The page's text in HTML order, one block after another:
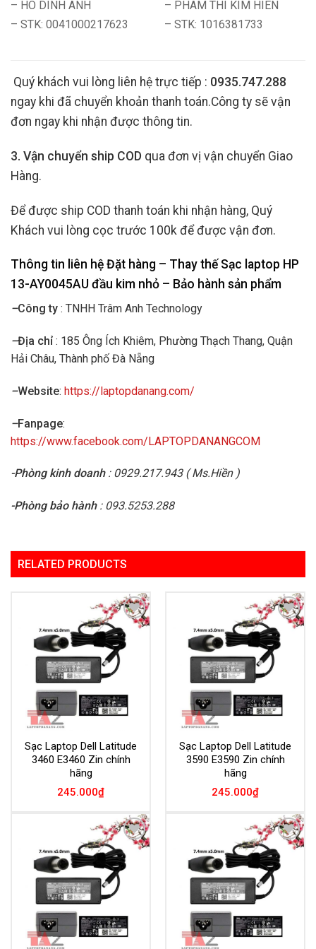
– HO DINH ANH
– STK: 0041000217623
– PHAM THI KIM HIEN
– STK: 1016381733
Quý khách vui lòng liên hệ trực tiếp : 0935.747.288
ngay khi đã chuyển khoản thanh toán.Công ty sẽ vận
đơn ngay khi nhận được thông tin.
3. Vận chuyển ship COD qua đơn vị vận chuyển Giao
Hàng.
Để được ship COD thanh toán khi nhận hàng, Quý
Khách vui lòng cọc trước 100k để được vận đơn.
Thông tin liên hệ Đặt hàng – Thay thế Sạc laptop HP
13-AY0045AU đầu kim nhỏ – Bảo hành sản phẩm
–Công ty : TNHH Trâm Anh Technology
–Địa chỉ : 185 Ông Ích Khiêm, Phường Thạch Thang, Quận
Hải Châu, Thành phố Đà Nẵng
–Website: https://laptopdanang.com/
–Fanpage:
https://www.facebook.com/LAPTOPDANANGCOM
-Phòng kinh doanh: 0929.217.943 ( Ms.Hiền )
-Phòng bảo hành: 093.5253.288
RELATED PRODUCTS
Add to
Wishlist
Sạc Laptop Dell Latitude
3460 E3460 Zin chính
hãng
245.000₫
Add to
Wishlist
Sạc Laptop Dell Latitude
3590 E3590 Zin chính
hãng
245.000₫
Add to
Wishlist
Add to
Wishlist